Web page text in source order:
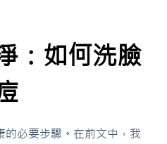
：如何洗臉
的必要步驟。在前文中，我